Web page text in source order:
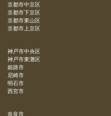
京都市中京区
京都市下京区
京都市東山区
京都市上京区
神戸市中央区
神戸市東灘区
姫路市
尼崎市
明石市
西宮市
奈良市